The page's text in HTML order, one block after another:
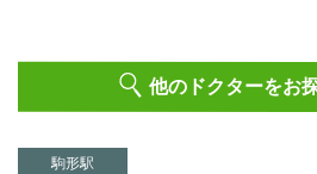
他のドクターをお
駒形駅